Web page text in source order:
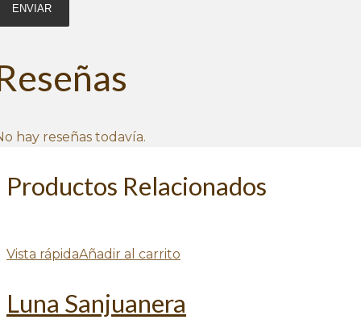
hay reseñas todavía.
Productos Relacionados
Vista rápidaAñadir al carrito
Luna Sanjuanera